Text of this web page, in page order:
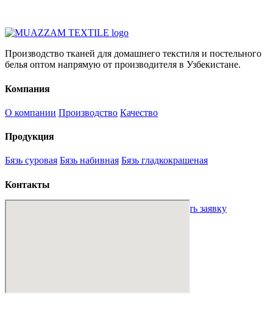
Производство тканей для домашнего текстиля и постельного
белья оптом напрямую от производителя в Узбекистане.
Компания
О компании Производство Качество
Продукция
Бязь суровая Бязь набивная Бязь гладкокрашеная
Контакты
Оставить заявку